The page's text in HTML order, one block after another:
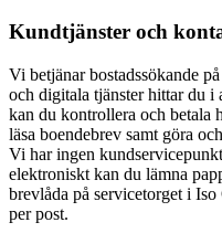
Kundtjänster och
Vi betjänar bostadssökande
och digitala tjänster hittar du i
kan du kontrollera och betala
läsa boendebrev samt göra
Vi har ingen
elektroniskt kan du lämna
brevlåda på servicetorget i
per post.